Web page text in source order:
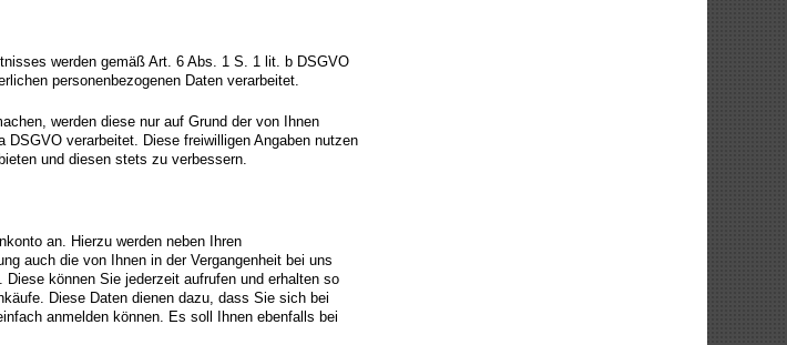
werden gemäß Art. 6 Abs. 1 S. 1 lit. b DSGVO
personenbezogenen Daten verarbeitet.
werden diese nur auf Grund der von Ihnen
verarbeitet. Diese freiwilligen Angaben nutzen
und diesen stets zu verbessern.
an. Hierzu werden neben Ihren
auch die von Ihnen in der Vergangenheit bei uns
können Sie jederzeit aufrufen und erhalten so
Diese Daten dienen dazu, dass Sie sich bei
anmelden können. Es soll Ihnen ebenfalls bei